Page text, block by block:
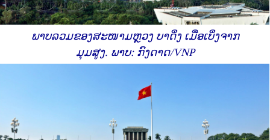
ພາບລວມຂອງສະໜາມຫຼວງ ບາດິ່ງ ເມື່ອເບິ່ງຈາກ
ມຸມສູງ. ພາບ: ກົງດາດ/VNP